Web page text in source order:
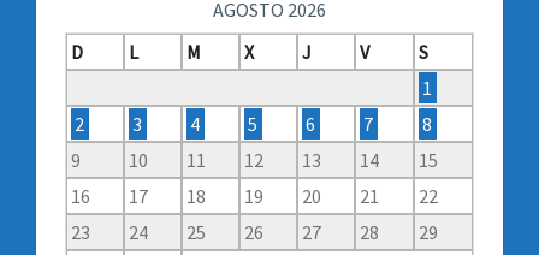
AGOSTO 2026
D
L M X J V
S
1
2
3 4 5 6 7
8
9
10 11 12 13 14
15
16
17 18 19 20 21
22
23
24 25 26 27 28
29